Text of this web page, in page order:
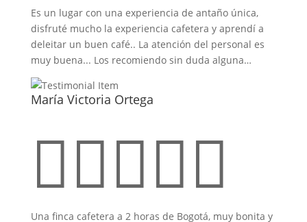
Es un lugar con una experiencia de antaño única,
disfruté mucho la experiencia cafetera y aprendí a
deleitar un buen café.. La atención del personal es
muy buena... Los recomiendo sin duda alguna…
María Victoria Ortega

Una finca cafetera a 2 horas de Bogotá, muy bonita y